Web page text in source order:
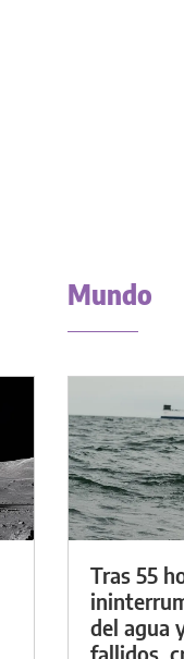
Mundo
Tras 55
del agua
fallidos,